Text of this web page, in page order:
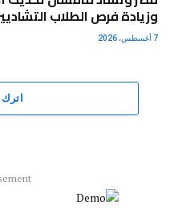
وزيادة فرص الطلاب
7 أغسطس، 2026
اترك